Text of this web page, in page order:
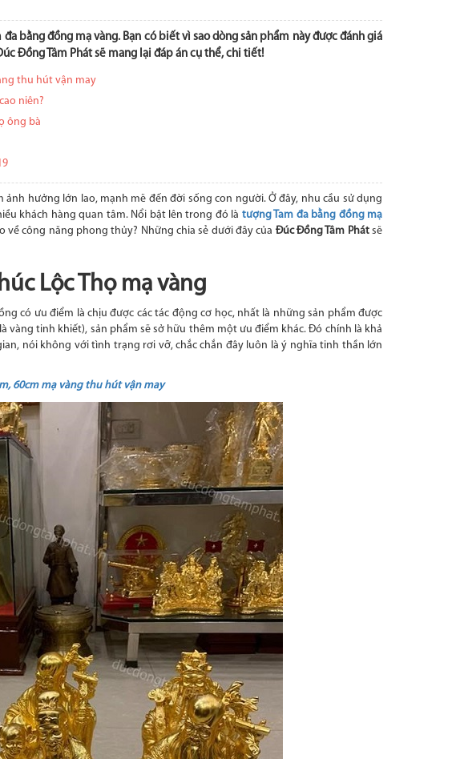
bằng đồng mạ vàng. Bạn có biết vì sao dòng sản phẩm này được đánh giá
Đồng Tâm Phát sẽ mang lại đáp án cụ thể, chi tiết!
thu hút vận may
niên?
ông bà
hưởng lớn lao, mạnh mẽ đến đời sống con người. Ở đây, nhu cầu sử dụng
khách hàng quan tâm. Nổi bật lên trong đó là tượng Tam đa bằng đồng mạ
về công năng phong thủy? Những chia sẻ dưới đây của Đúc Đồng Tâm Phátsẽ
Lộc Thọ mạ vàng
có ưu điểm là chịu được các tác động cơ học, nhất là những sản phẩm được
vàng tinh khiết), sản phẩm sẽ sở hữu thêm một ưu điểm khác. Đó chính là khả
nói không với tình trạng rơi vỡ, chắc chắn đây luôn là ý nghĩa tinh thần lớn
60cm mạ vàng thu hút vận may